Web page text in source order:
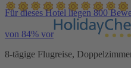
Für dieses Hotel liegen 800
von 84% vor
8-tägige Flugreise,